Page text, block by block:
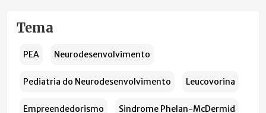
Tema
PEA Neurodesenvolvimento
Pediatria do Neurodesenvolvimento Leucovorina
Empreendedorismo Sindrome Phelan-McDermid